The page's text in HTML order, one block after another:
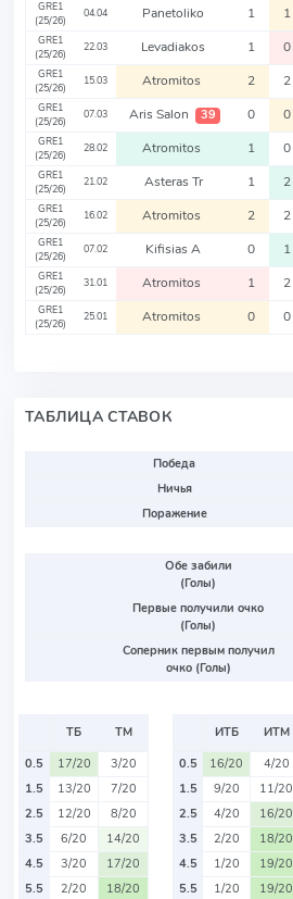
GRE1
(25/26)
04.04 Panetoliko 1 1
GRE1
(25/26)
22.03 Levadiakos 1 0
GRE1
(25/26)
15.03 Atromitos 2 2
GRE1
(25/26)
07.03 Aris Salon 39 0 0
GRE1
(25/26)
28.02 Atromitos 1 0
GRE1
(25/26)
21.02 Asteras Tr 1 2
GRE1
(25/26)
16.02 Atromitos 2 2
GRE1
(25/26)
07.02 Kifisias A 0 1
GRE1
(25/26)
31.01 Atromitos 1 2
GRE1
(25/26)
25.01 Atromitos 0 0
ТАБЛИЦА СТАВОК
Победа
Ничья
Поражение
Обе забили
(Голы)
Первые получили очко
(Голы)
Соперник первым получил
очко (Голы)
ТБ
ТМ
0.5
17/20
3/20
1.5
13/20
7/20
2.5
12/20
8/20
3.5
6/20
14/20
4.5
3/20
17/20
5.5
2/20
18/20
ИТБ
ИТМ
0.5
16/20
4/20
1.5
9/20
11/20
2.5
4/20
16/20
3.5
2/20
18/20
4.5
1/20
19/20
5.5
1/20
19/20